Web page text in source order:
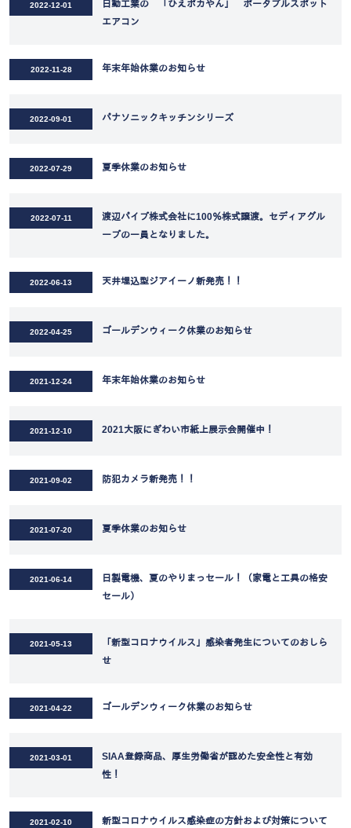
2022-12-01
日動工業の 「ひえポカやん」 ポータブルスポット
エアコン
2022-11-28 年末年始休業のお知らせ
2022-09-01 パナソニックキッチンシリーズ
2022-07-29 夏季休業のお知らせ
2022-07-11
渡辺パイプ株式会社に100％株式譲渡。セディアグル
ープの一員となりました。
2022-06-13 天井埋込型ジアイーノ新発売！！
2022-04-25 ゴールデンウィーク休業のお知らせ
2021-12-24 年末年始休業のお知らせ
2021-12-10 2021大阪にぎわい市紙上展示会開催中！
2021-09-02 防犯カメラ新発売！！
2021-07-20 夏季休業のお知らせ
2021-06-14
日製電機、夏のやりまっセール！（家電と工具の格安
セール）
2021-05-13
「新型コロナウイルス」感染者発生についてのおしら
せ
2021-04-22 ゴールデンウィーク休業のお知らせ
2021-03-01
SIAA登録商品、厚生労働省が認めた安全性と有効
性！
2021-02-10 新型コロナウイルス感染症の方針および対策について